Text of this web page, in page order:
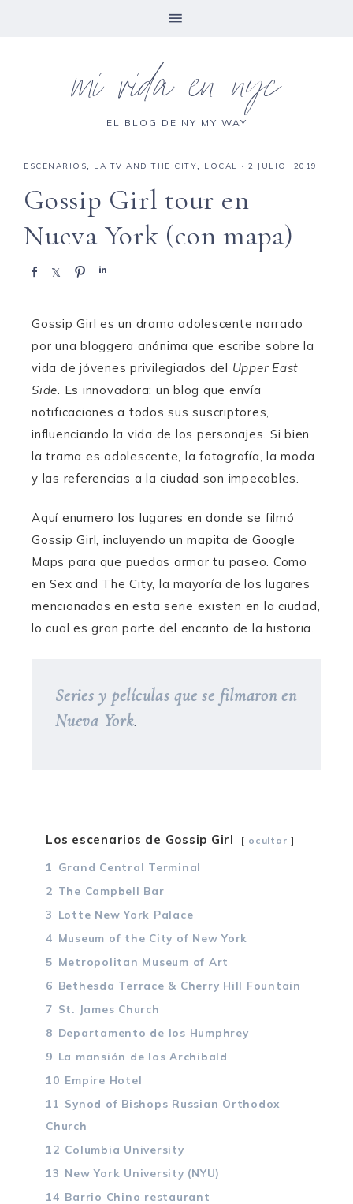
mi vida en nyc
EL BLOG DE NY MY WAY
ESCENARIOS, LA TV AND THE CITY, LOCAL · 2 JULIO, 2019
Gossip Girl tour en
Nueva York (con mapa)
r
t
a
r
t
r
r
t
Gossip Girl es un drama adolescente narrado
por una bloggera anónima que escribe sobre la
vida de jóvenes privilegiados del Upper East
Side. Es innovadora: un blog que envía
notificaciones a todos sus suscriptores,
influenciando la vida de los personajes. Si bien
la trama es adolescente, la fotografía, la moda
y las referencias a la ciudad son impecables.
Aquí enumero los lugares en donde se filmó
Gossip Girl, incluyendo un mapita de Google
Maps para que puedas armar tu paseo. Como
en Sex and The City, la mayoría de los lugares
mencionados en esta serie existen en la ciudad,
lo cual es gran parte del encanto de la historia.
Series y películas que se filmaron en
Nueva York.
Los escenarios de Gossip Girl ocultar
1 Grand Central Terminal
2 The Campbell Bar
3 Lotte New York Palace
4 Museum of the City of New York
5 Metropolitan Museum of Art
6 Bethesda Terrace & Cherry Hill Fountain
7 St. James Church
8 Departamento de los Humphrey
9 La mansión de los Archibald
10 Empire Hotel
11 Synod of Bishops Russian Orthodox
Church
12 Columbia University
13 New York University (NYU)
14 Barrio Chino restaurant